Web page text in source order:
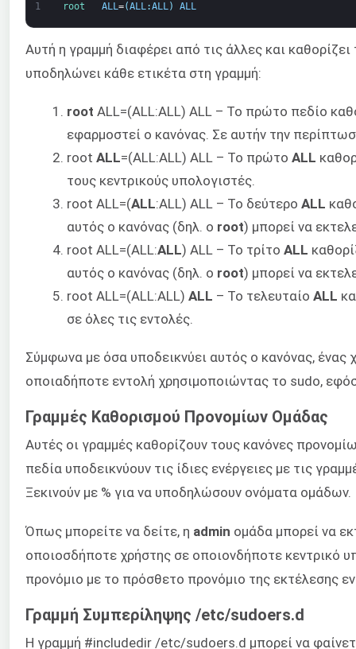
1 root ALL=(ALL:ALL) ALL
Αυτή η γραμμή διαφέρει από τις άλλες και
υποδηλώνει κάθε ετικέτα στη γραμμή:
root ALL=(ALL:ALL) ALL – Το πρώτο πεδίο
εφαρμοστεί ο κανόνας. Σε αυτήν την
root ALL=(ALL:ALL) ALL – Το πρώτο ALL
τους κεντρικούς υπολογιστές.
root ALL=(ALL:ALL) ALL – Το δεύτερο ALL
αυτός ο κανόνας (δηλ. ο root) μπορεί να
root ALL=(ALL:ALL) ALL – Το τρίτο ALL
αυτός ο κανόνας (δηλ. ο root) μπορεί να
root ALL=(ALL:ALL) ALL – Το τελευταίο ALL
σε όλες τις εντολές.
Σύμφωνα με όσα υποδεικνύει αυτός ο κανόνας, ένας
οποιαδήποτε εντολή χρησιμοποιώντας το sudo,
Γραμμές Καθορισμού Προνομίων Ομάδας
Αυτές οι γραμμές καθορίζουν τους κανόνες
πεδία υποδεικνύουν τις ίδιες ενέργειες με τις
Ξεκινούν με % για να υποδηλώσουν ονόματα ομάδων.
Όπως μπορείτε να δείτε, η admin ομάδα μπορεί να
οποιοσδήποτε χρήστης σε οποιονδήποτε κεντρικό
προνόμιο με το πρόσθετο προνόμιο της εκτέλεσης
Γραμμή Συμπερίληψης /etc/sudoers.d
Η γραμμή #includedir /etc/sudoers.d μπορεί να